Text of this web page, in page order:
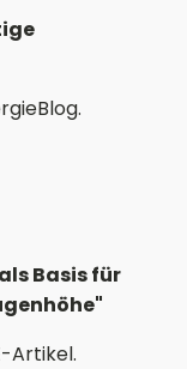
Basis für
Artikel.